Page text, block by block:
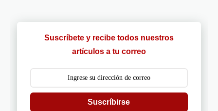
Suscríbete y recibe todos nuestros
artículos a tu correo
Suscríbirse